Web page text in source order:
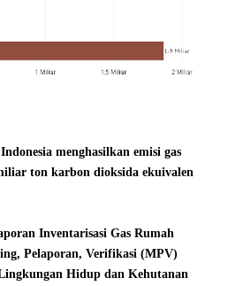
menghasilkan emisi gas
ton karbon dioksida ekuivalen
Inventarisasi Gas Rumah
Pelaporan, Verifikasi (MPV)
Hidup dan Kehutanan